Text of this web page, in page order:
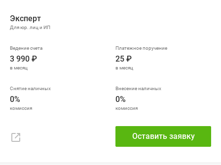
Эксперт
3 990 ₽ 25 ₽
0% 0%
Оставить заявку